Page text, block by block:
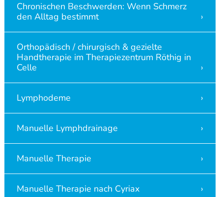
Chronischen Beschwerden: Wenn Schmerz
den Alltag bestimmt
Orthopädisch / chirurgisch & gezielte
Handtherapie im Therapiezentrum Röthig in
Celle
Lymphodeme
Manuelle Lymphdrainage
Manuelle Therapie
Manuelle Therapie nach Cyriax